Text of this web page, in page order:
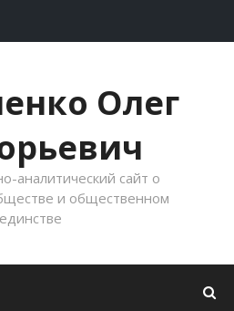
Олег
аналитический сайт о
и общественном
единстве